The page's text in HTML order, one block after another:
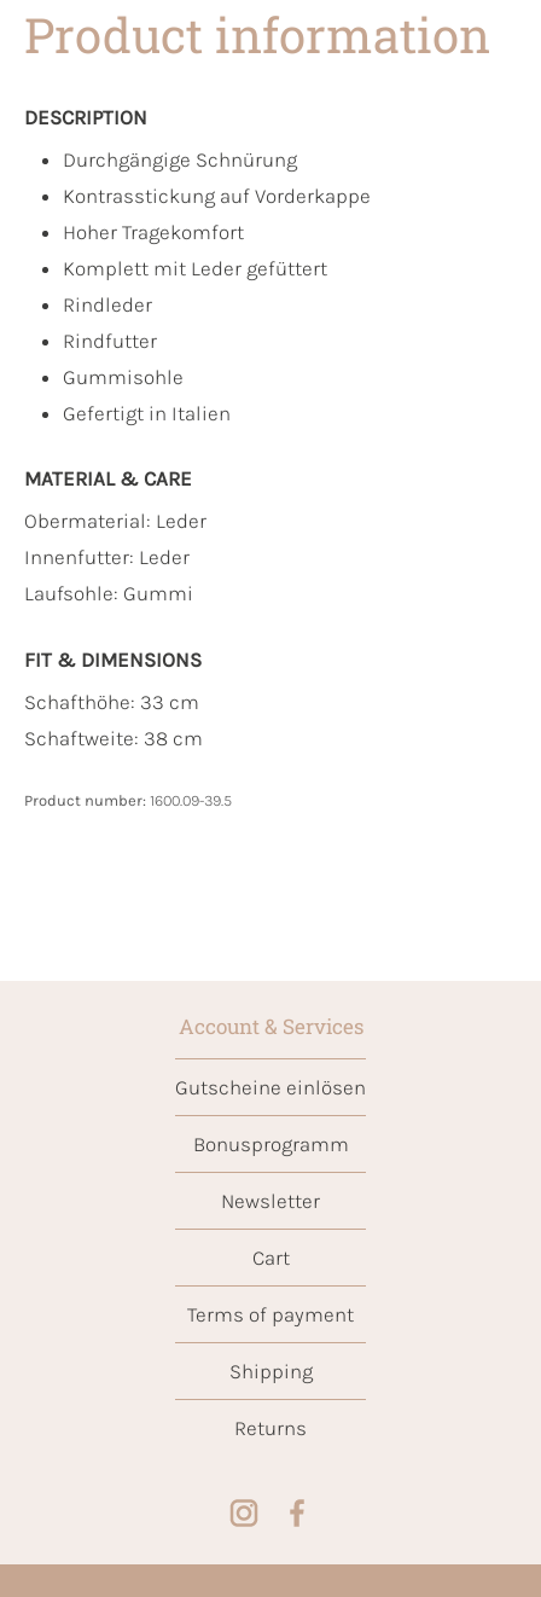
Product information
DESCRIPTION
Durchgängige Schnürung
Kontrasstickung auf Vorderkappe
Hoher Tragekomfort
Komplett mit Leder gefüttert
Rindleder
Rindfutter
Gummisohle
Gefertigt in Italien
MATERIAL & CARE
Obermaterial: Leder
Innenfutter: Leder
Laufsohle: Gummi
FIT & DIMENSIONS
Schafthöhe: 33 cm
Schaftweite: 38 cm
Product number: 1600.09-39.5
Account & Services
Gutscheine einlösen
Bonusprogramm
Newsletter
Cart
Terms of payment
Shipping
Returns